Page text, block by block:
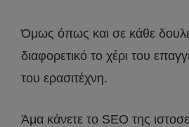
Όμως όπως και σε κάθε
διαφορετικό το χέρι του
του ερασιτέχνη.
Άμα κάνετε το SEO της